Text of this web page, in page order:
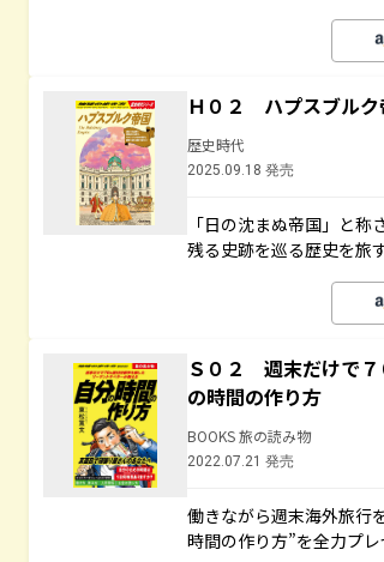
Ｈ０２ ハプスブルク
歴史時代
2025.09.18 発売
「日の沈まぬ帝国」と
残る史跡を巡る歴史を旅
Ｓ０２ 週末だけで７
の時間の作り方
BOOKS 旅の読み物
2022.07.21 発売
働きながら週末海外旅行
時間の作り方”を全力プレ